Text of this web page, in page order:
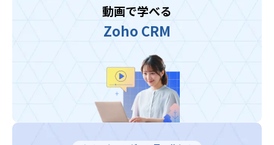
動画で学べる
Zoho CRM